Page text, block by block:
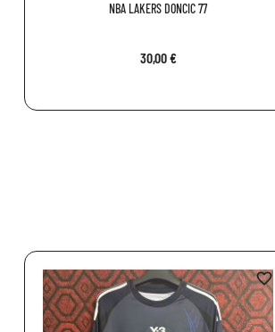
NBA LAKERS DONCIC 77
30,00 €
favorite_border